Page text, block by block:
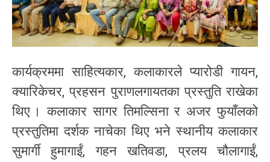
कार्यक्रममा साहित्यकार, कलाकारले प्यारोडी गायन,
क्यारिकेचर, प्रहसन पुराणलगायतका प्रस्तुति राखेका
थिए । कलाकार सागर तिमल्सिना र अजर फुयाँलको
प्रस्तुतिमा दर्शक नाचेका थिए भने स्थानीय कलाकार
सुमार्गी हुमागाईं, गहन खतिवडा, प्रलय चौलागाईं,